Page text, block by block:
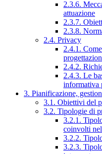
2.3.6.
attuazione
2.3.7.
2.3.8.
2.4. Privacy
2.4.1.
2.4.2.
2.4.3. Le
informativa
3. Pianificazione,
3.1. Obiettivi del
3.2. Tipologie di
3.2.1.
coinvolti
3.2.2.
3.2.3.